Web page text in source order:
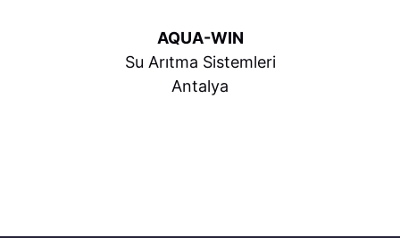
AQUA-WIN
Su Arıtma Sistemleri
Antalya